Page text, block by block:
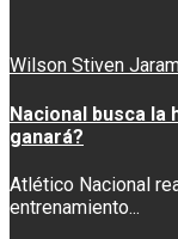
Wilson Stiven
Nacional busca la
ganará?
Atlético Nacional
entrenamiento...